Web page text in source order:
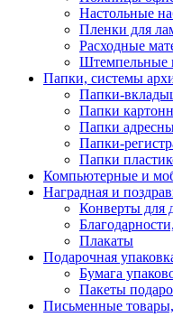
Настольные
Пленки для
Расходные
Штемпельные
Папки, системы
Папки-
Папки
Папки
Папки-
Папки
Компьютерные и
Наградная и
Конверты для
Плакаты
Подарочная
Бумага
Пакеты
Письменные